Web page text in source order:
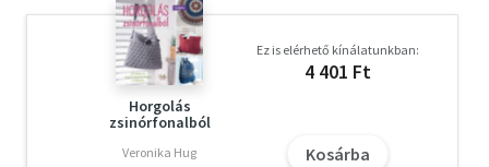
Horgolás
zsinórfonalból
Veronika Hug
Ez is elérhető kínálatunkban:
4 401 Ft
Kosárba